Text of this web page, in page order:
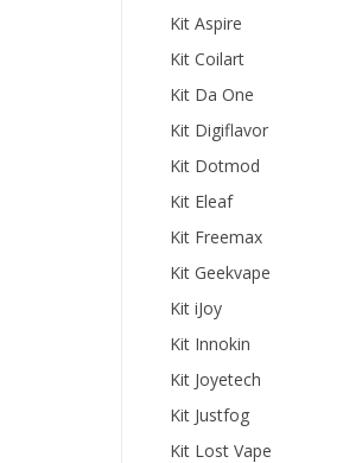
Kit Aspire
Kit Coilart
Kit Da One
Kit Digiflavor
Kit Dotmod
Kit Eleaf
Kit Freemax
Kit Geekvape
Kit iJoy
Kit Innokin
Kit Joyetech
Kit Justfog
Kit Lost Vape